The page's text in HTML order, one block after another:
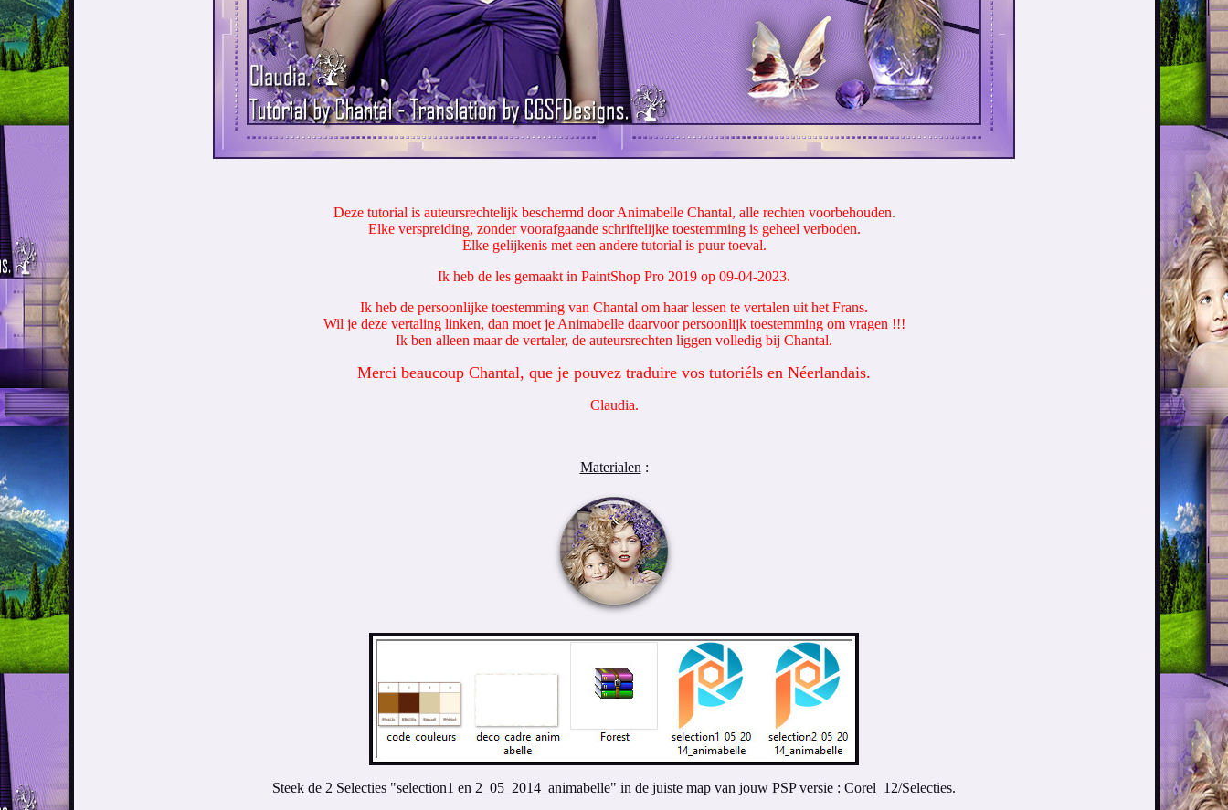
Deze tutorial is auteursrechtelijk beschermd door Animabelle Chantal, alle rechten voorbehouden.
Elke verspreiding, zonder voorafgaande schriftelijke toestemming is geheel verboden.
Elke gelijkenis met een andere tutorial is puur toeval.
Ik heb de les gemaakt in PaintShop Pro 2019 op 09-04-2023.
Ik heb de persoonlijke toestemming van Chantal om haar lessen te vertalen uit het Frans.
Wil je deze vertaling linken, dan moet je Animabelle daarvoor persoonlijk toestemming om vragen !!!
Ik ben alleen maar de vertaler, de auteursrechten liggen volledig bij Chantal.
Merci beaucoup Chantal, que je pouvez traduire vos tutoriéls en Néerlandais.
Claudia.
Materialen :
Steek de 2 Selecties "selection1 en 2_05_2014_animabelle" in de juiste map van jouw PSP versie : Corel_12/Selecties.